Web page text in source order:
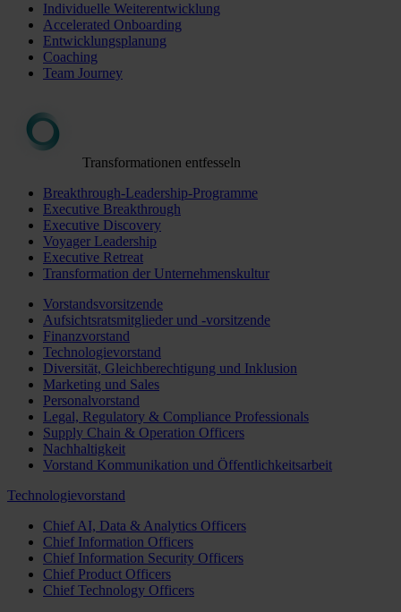
Individuelle Weiterentwicklung
Accelerated Onboarding
Entwicklungsplanung
Coaching
Team Journey
Transformationen entfesseln
Breakthrough-Leadership-Programme
Executive Breakthrough
Executive Discovery
Voyager Leadership
Executive Retreat
Transformation der Unternehmenskultur
Vorstandsvorsitzende
Aufsichtsratsmitglieder und -vorsitzende
Finanzvorstand
Technologievorstand
Diversität, Gleichberechtigung und Inklusion
Marketing und Sales
Personalvorstand
Legal, Regulatory & Compliance Professionals
Supply Chain & Operation Officers
Nachhaltigkeit
Vorstand Kommunikation und Öffentlichkeitsarbeit
Technologievorstand
Chief AI, Data & Analytics Officers
Chief Information Officers
Chief Information Security Officers
Chief Product Officers
Chief Technology Officers